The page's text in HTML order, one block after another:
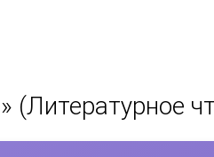
» (Литературное